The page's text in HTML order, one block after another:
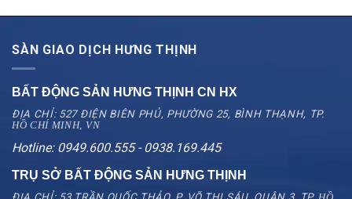
SÀN GIAO DỊCH HƯNG THỊNH
BẤT ĐỘNG SẢN HƯNG THỊNH CN HX
ĐỊA CHỈ: 527 ĐIỆN BIÊN PHỦ, PHƯỜNG 25, BÌNH THẠNH, TP.
HỒ CHÍ MINH, VN
Hotline: 0949.600.555 - 0938.169.445
TRỤ SỞ BẤT ĐỘNG SẢN HƯNG THỊNH